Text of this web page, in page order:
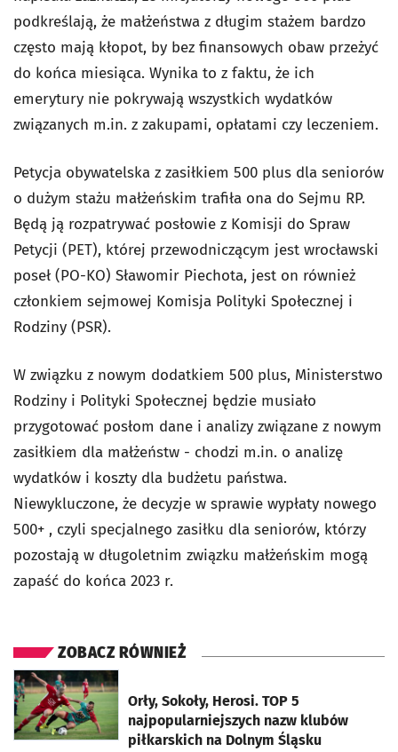
podkreślają, że małżeństwa z długim stażem bardzo
często mają kłopot, by bez finansowych obaw przeżyć
do końca miesiąca. Wynika to z faktu, że ich
emerytury nie pokrywają wszystkich wydatków
związanych m.in. z zakupami, opłatami czy leczeniem.
Petycja obywatelska z zasiłkiem 500 plus dla seniorów
o dużym stażu małżeńskim trafiła ona do Sejmu RP.
Będą ją rozpatrywać posłowie z Komisji do Spraw
Petycji (PET), której przewodniczącym jest wrocławski
poseł (PO-KO) Sławomir Piechota, jest on również
członkiem sejmowej Komisja Polityki Społecznej i
Rodziny (PSR).
W związku z nowym dodatkiem 500 plus, Ministerstwo
Rodziny i Polityki Społecznej będzie musiało
przygotować posłom dane i analizy związane z nowym
zasiłkiem dla małżeństw - chodzi m.in. o analizę
wydatków i koszty dla budżetu państwa.
Niewykluczone, że decyzje w sprawie wypłaty nowego
500+ , czyli specjalnego zasiłku dla seniorów, którzy
pozostają w długoletnim związku małżeńskim mogą
zapaść do końca 2023 r.
ZOBACZ RÓWNIEŻ
Orły, Sokoły, Herosi. TOP 5
najpopularniejszych nazw klubów
piłkarskich na Dolnym Śląsku
otworzy się w nowej karcie